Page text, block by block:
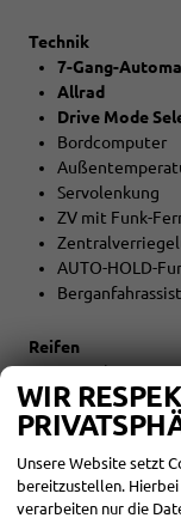
Technik
7-Gang-
Allrad
Drive Mode
Bordcomputer
Servolenkung
ZV mit Funk-
AUTO-HOLD-
Reifen
LM-Felgen
Reifen:
Abgaskonzept
START-
WIR
Unsere Website setzt
bereitzustellen.
verarbeiten nur die